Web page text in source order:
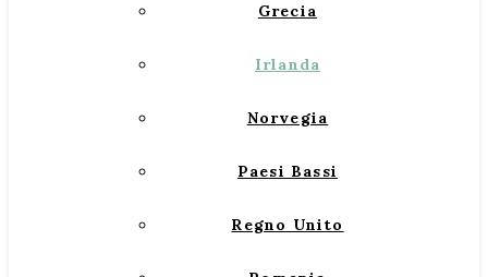
Grecia
Irlanda
Norvegia
Paesi Bassi
Regno Unito